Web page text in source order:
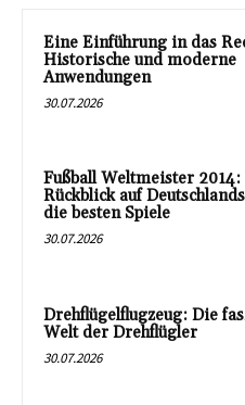
Eine Einführung in das
Historische und moderne
Anwendungen
30.07.2026
Fußball Weltmeister
Rückblick auf
die besten Spiele
30.07.2026
Drehflügelflugzeug: Die
Welt der Drehflügler
30.07.2026